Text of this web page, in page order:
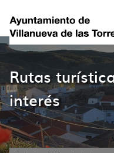
Rutas
interés